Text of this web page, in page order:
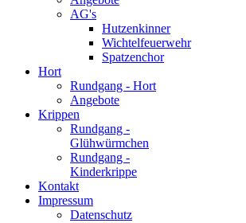
AG's
Hutzenkinner
Wichtelfeuerwehr
Spatzenchor
Hort
Rundgang - Hort
Angebote
Krippen
Rundgang -
Glühwürmchen
Rundgang -
Kinderkrippe
Kontakt
Impressum
Datenschutz